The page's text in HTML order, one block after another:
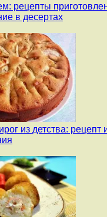
рецепты
в десертах
из детства: рецепт